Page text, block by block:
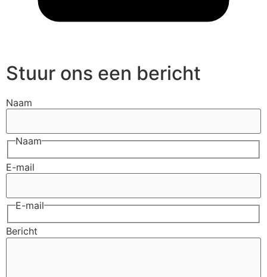
Stuur ons een bericht
Naam
Naam
E-mail
E-mail
Bericht